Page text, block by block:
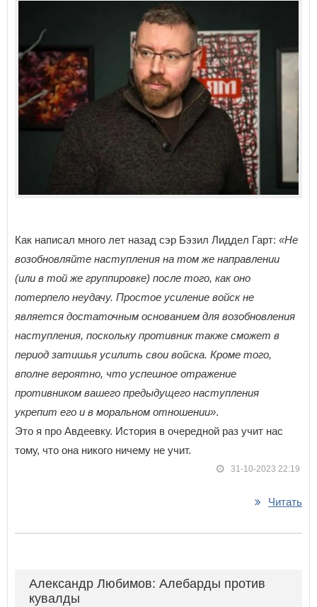
Как написал много лет назад сэр Бэзил Лиддел Гарт: «Не
возобновляйте наступления на том же направлении
(или в той же группировке) после того, как оно
потерпело неудачу. Простое усиление войск не
является достаточным основанием для возобновления
наступления, поскольку противник также сможет в
период затишья усилить свои войска. Кроме того,
вполне вероятно, что успешное отражение
противником вашего предыдущего наступления
укрепит его и в моральном отношении».
Это я про Авдеевку. История в очередной раз учит нас
тому, что она никого ничему не учит.
31-10-2023 22:19
Читать
Александр Любимов: Алебарды против
кувалды